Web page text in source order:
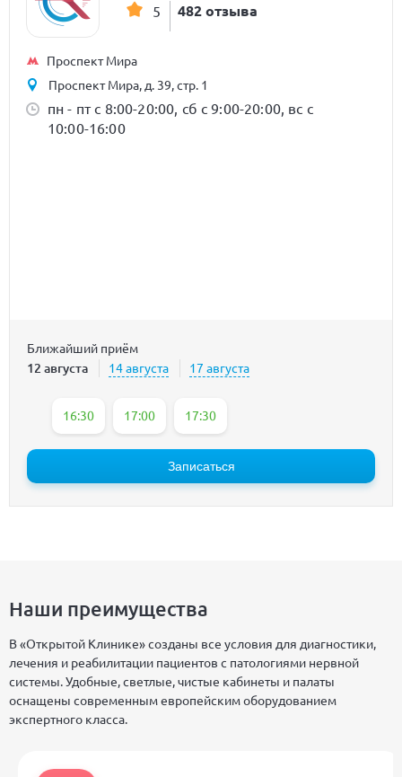
5 482 отзыва
Проспект Мира
Проспект Мира, д. 39, стр. 1
пн - пт с 8:00-20:00, сб с 9:00-20:00, вс с
10:00-16:00
Ближайший приём
12 августа 14 августа 17 августа
16:30 17:00 17:30
Записаться
Наши преимущества
В «Открытой Клинике» созданы все условия для диагностики,
лечения и реабилитации пациентов с патологиями нервной
системы. Удобные, светлые, чистые кабинеты и палаты
оснащены современным европейским оборудованием
экспертного класса.